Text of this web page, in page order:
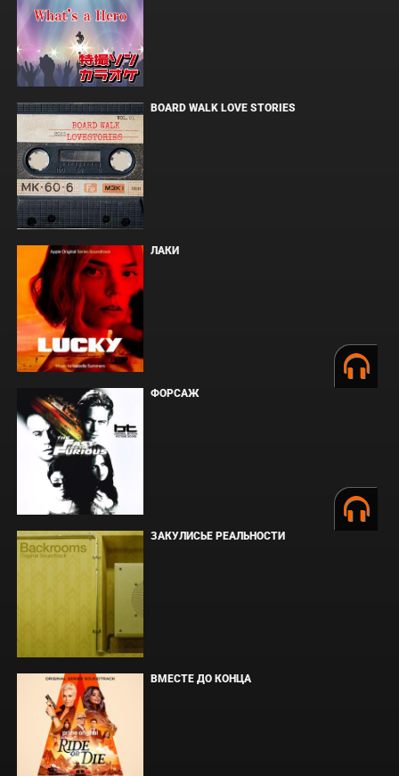
BOARD WALK LOVE STORIES
ЛАКИ
ФОРСАЖ
ЗАКУЛИСЬЕ РЕАЛЬНОСТИ
ВМЕСТЕ ДО КОНЦА